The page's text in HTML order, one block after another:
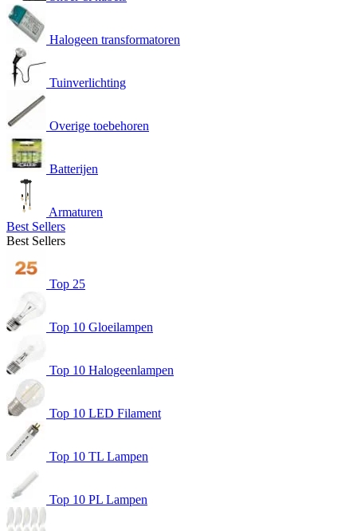
Halogeen transformatoren
Tuinverlichting
Overige toebehoren
Batterijen
Armaturen
Best Sellers
Best Sellers
Top 25
Top 10 Gloeilampen
Top 10 Halogeenlampen
Top 10 LED Filament
Top 10 TL Lampen
Top 10 PL Lampen